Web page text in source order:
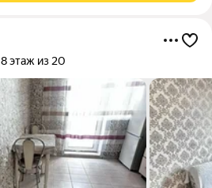
8 этаж из 20